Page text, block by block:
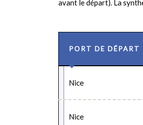
avant le départ). La
PORT DE DÉPART
Nice
Nice